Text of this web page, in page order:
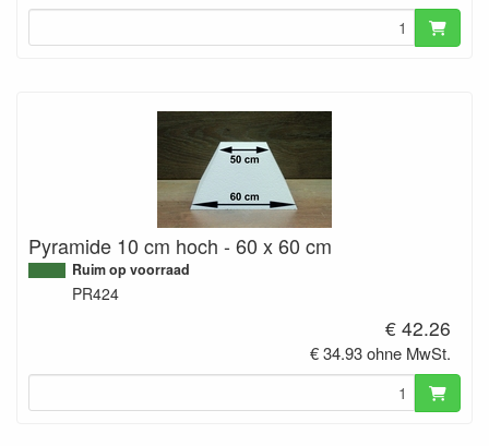
Pyramide 10 cm hoch - 60 x 60 cm
Ruim op voorraad
PR424
€ 42.26
€ 34.93 ohne MwSt.